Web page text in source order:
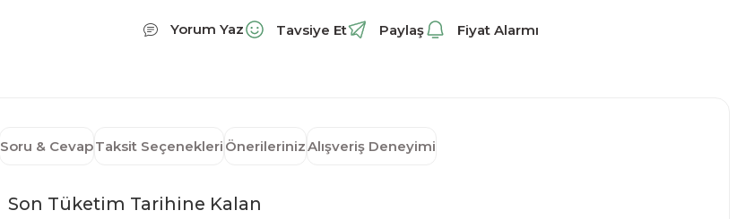
Yorum Yaz Tavsiye Et Paylaş Fiyat Alarmı
Soru & CevapTaksit Seçenekleri ÖnerilerinizAlışveriş Deneyimi
Son Tüketim Tarihine Kalan